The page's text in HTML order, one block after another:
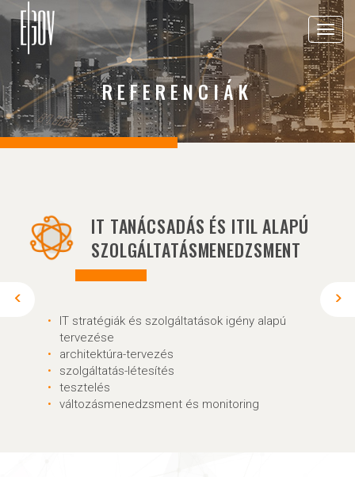
Toggle
REFERENCIÁK
IT TANÁCSADÁS ÉS ITIL ALAPÚ
SZOLGÁLTATÁSMENEDZSMENT
IT stratégiák és szolgáltatások igény alapú
tervezése
architektúra-tervezés
szolgáltatás-létesítés
tesztelés
változásmenedzsment és monitoring